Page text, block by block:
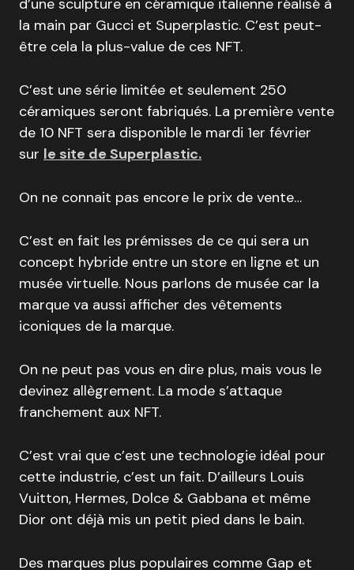
d’une sculpture en céramique italienne réalisé à
la main par Gucci et Superplastic. C’est peut-
être cela la plus-value de ces NFT.
C’est une série limitée et seulement 250
céramiques seront fabriqués. La première vente
de 10 NFT sera disponible le mardi 1er février
sur le site de Superplastic.
On ne connait pas encore le prix de vente…
C’est en fait les prémisses de ce qui sera un
concept hybride entre un store en ligne et un
musée virtuelle. Nous parlons de musée car la
marque va aussi afficher des vêtements
iconiques de la marque.
On ne peut pas vous en dire plus, mais vous le
devinez allègrement. La mode s’attaque
franchement aux NFT.
C’est vrai que c’est une technologie idéal pour
cette industrie, c’est un fait. D’ailleurs Louis
Vuitton, Hermes, Dolce & Gabbana et même
Dior ont déjà mis un petit pied dans le bain.
Des marques plus populaires comme Gap et